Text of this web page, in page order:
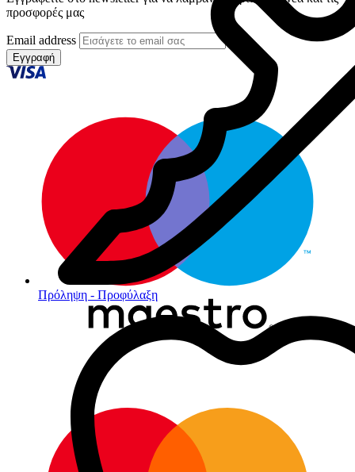
Πρόληψη - Προφύλαξη
προσφορές μας
Email address
Εγγραφή